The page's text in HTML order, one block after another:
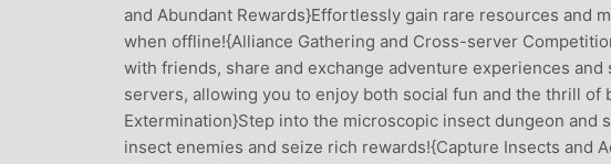
and Abundant Rewards}Effortlessly gain rare resources and
when offline!{Alliance Gathering and Cross-server
with friends, share and exchange adventure experiences
servers, allowing you to enjoy both social fun and the thrill of
Extermination}Step into the microscopic insect dungeon and
insect enemies and seize rich rewards!{Capture Insects and